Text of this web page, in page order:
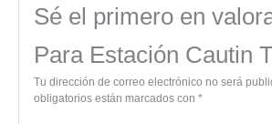
Sé el primero en
Para Estación Cautin
Tu dirección de correo electrónico no será
obligatorios están marcados con *